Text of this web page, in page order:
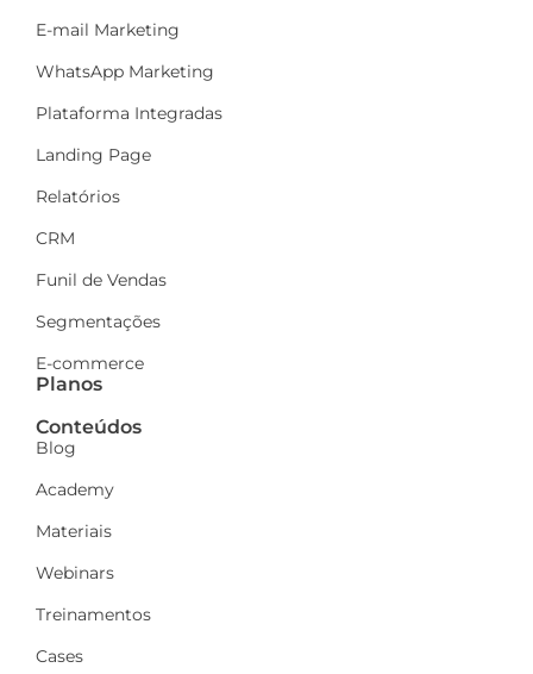
E-mail Marketing
WhatsApp Marketing
Plataforma Integradas
Landing Page
Relatórios
CRM
Funil de Vendas
Segmentações
E-commerce
Planos
Conteúdos
Blog
Academy
Materiais
Webinars
Treinamentos
Cases